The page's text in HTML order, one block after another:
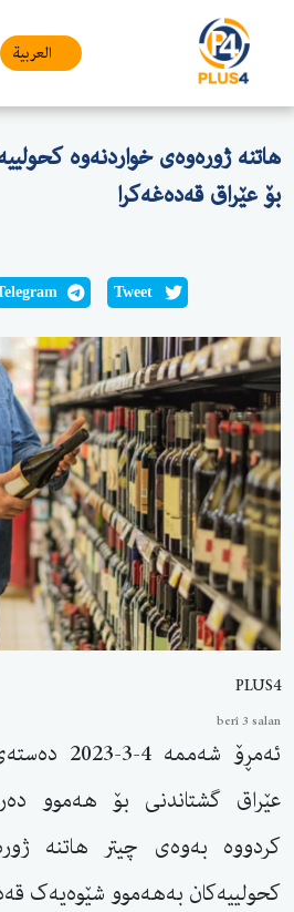
العربیة
هاتنە ژورەوەی خواردنەوە
بۆ عێراق قەدەغەكرا
Tweet
PLUS4
berî 3 salan
ئەمڕۆ
عێراق گشتاندنی بۆ هەموو
کردووە بەوەی چیتر هاتنە
کحولییەکان بەهەموو شێوەیەک